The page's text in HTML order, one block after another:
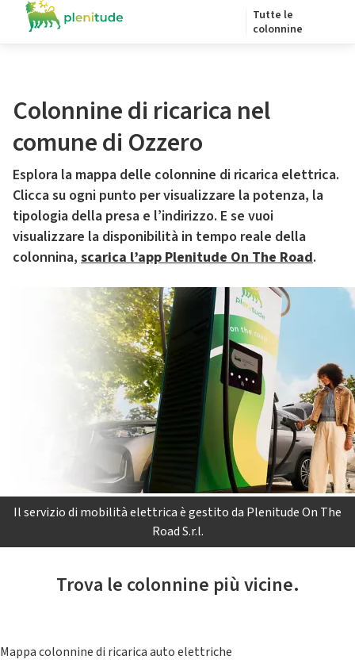
Tutte le
colonnine
Colonnine di ricarica nel
comune di Ozzero
Esplora la mappa delle colonnine di ricarica elettrica.
Clicca su ogni punto per visualizzare la potenza, la
tipologia della presa e l’indirizzo. E se vuoi
visualizzare la disponibilità in tempo reale della
colonnina, scarica l’app Plenitude On The Road.
Il servizio di mobilità elettrica è gestito da Plenitude On The
Road S.r.l.
Trova le colonnine più vicine.
Mappa colonnine di ricarica auto elettriche